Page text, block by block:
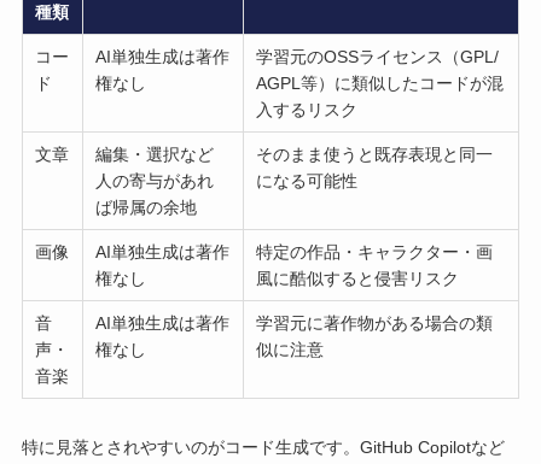
種類
コー
ド
AI単独生成は著作
権なし
学習元のOSSライセンス（GPL/
AGPL等）に類似したコードが混
入するリスク
文章
編集・選択など
人の寄与があれ
ば帰属の余地
そのまま使うと既存表現と同一
になる可能性
画像
AI単独生成は著作
権なし
特定の作品・キャラクター・画
風に酷似すると侵害リスク
音
声・
音楽
AI単独生成は著作
権なし
学習元に著作物がある場合の類
似に注意
特に見落とされやすいのがコード生成です。GitHub Copilotなど